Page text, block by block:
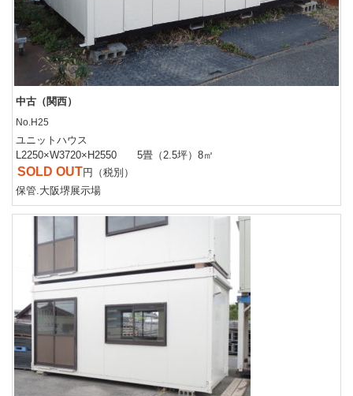
中古（関西）
No.H25
ユニットハウス
L2250×W3720×H2550 5畳（2.5坪）8㎡
SOLD OUT円（税別）
保管.大阪堺展示場